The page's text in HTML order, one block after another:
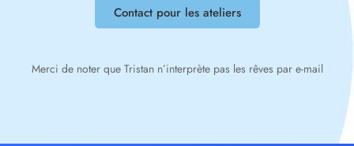
Contact pour les ateliers
Merci de noter que Tristan n’interprète pas les rêves par e-mail